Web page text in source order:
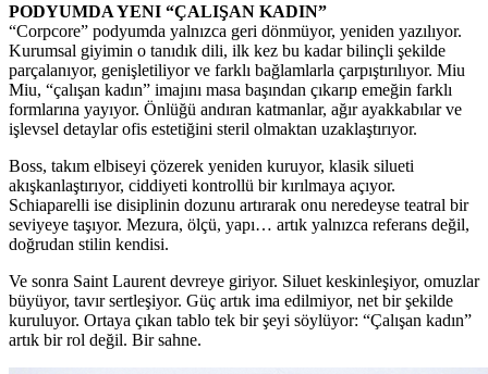
PODYUMDA YENI “ÇALIŞAN KADIN”
“Corpcore” podyumda yalnızca geri dönmüyor, yeniden yazılıyor.
Kurumsal giyimin o tanıdık dili, ilk kez bu kadar bilinçli şekilde
parçalanıyor, genişletiliyor ve farklı bağlamlarla çarpıştırılıyor. Miu
Miu, “çalışan kadın” imajını masa başından çıkarıp emeğin farklı
formlarına yayıyor. Önlüğü andıran katmanlar, ağır ayakkabılar ve
işlevsel detaylar ofis estetiğini steril olmaktan uzaklaştırıyor.
Boss, takım elbiseyi çözerek yeniden kuruyor, klasik silueti
akışkanlaştırıyor, ciddiyeti kontrollü bir kırılmaya açıyor.
Schiaparelli ise disiplinin dozunu artırarak onu neredeyse teatral bir
seviyeye taşıyor. Mezura, ölçü, yapı… artık yalnızca referans değil,
doğrudan stilin kendisi.
Ve sonra Saint Laurent devreye giriyor. Siluet keskinleşiyor, omuzlar
büyüyor, tavır sertleşiyor. Güç artık ima edilmiyor, net bir şekilde
kuruluyor. Ortaya çıkan tablo tek bir şeyi söylüyor: “Çalışan kadın”
artık bir rol değil. Bir sahne.